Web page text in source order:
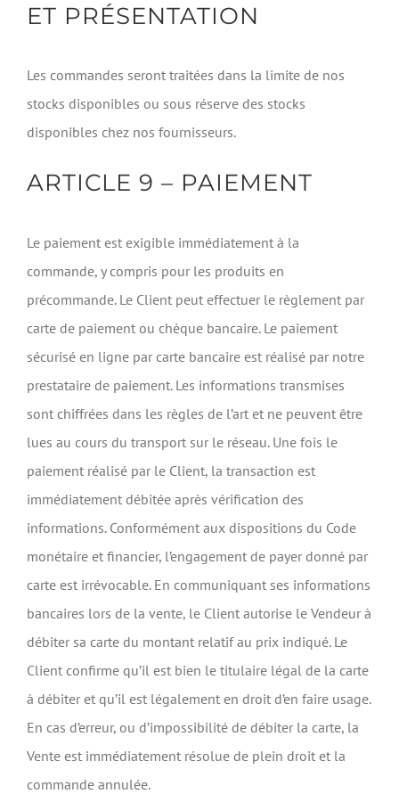
ET PRÉSENTATION
Les commandes seront traitées dans la limite de nos
stocks disponibles ou sous réserve des stocks
disponibles chez nos fournisseurs.
ARTICLE 9 – PAIEMENT
Le paiement est exigible immédiatement à la
commande, y compris pour les produits en
précommande. Le Client peut effectuer le règlement par
carte de paiement ou chèque bancaire. Le paiement
sécurisé en ligne par carte bancaire est réalisé par notre
prestataire de paiement. Les informations transmises
sont chiffrées dans les règles de l’art et ne peuvent être
lues au cours du transport sur le réseau. Une fois le
paiement réalisé par le Client, la transaction est
immédiatement débitée après vérification des
informations. Conformément aux dispositions du Code
monétaire et financier, l’engagement de payer donné par
carte est irrévocable. En communiquant ses informations
bancaires lors de la vente, le Client autorise le Vendeur à
débiter sa carte du montant relatif au prix indiqué. Le
Client confirme qu’il est bien le titulaire légal de la carte
à débiter et qu’il est légalement en droit d’en faire usage.
En cas d’erreur, ou d’impossibilité de débiter la carte, la
Vente est immédiatement résolue de plein droit et la
commande annulée.